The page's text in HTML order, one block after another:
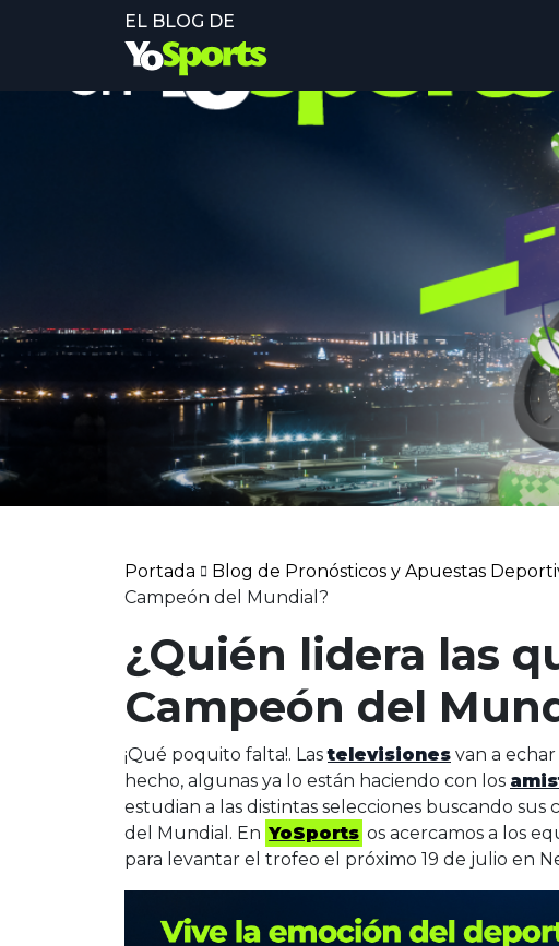
EL BLOG DE
Portada Blog de Pronósticos y Apuestas
Campeón del Mundial?
¿Quién lidera las
Campeón del
¡Qué poquito falta!. Lastelevisiones van a
hecho, algunas ya lo están haciendo con los
estudian a las distintas selecciones buscando
del Mundial. En YoSports os acercamos a los
para levantar el trofeo el próximo 19 de julio en